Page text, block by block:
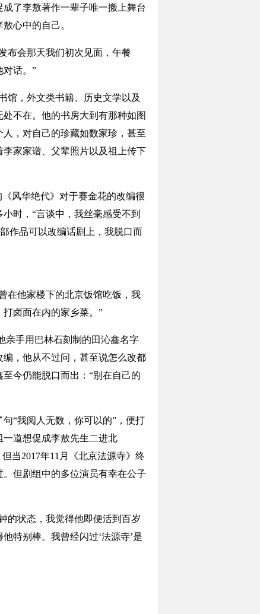
了李敖著作一辈子唯一搬上舞台
心中的自己。
布会那天我们初次见面，午餐
对话。”
，外文类书籍、历史文学以及
不在。他的书房大到有那种如图
，对自己的珍藏如数家珍，甚至
家家谱、父辈照片以及祖上传下
风华绝代》对于赛金花的改编很
时，“言谈中，我丝毫感受不到
作品可以改编话剧上，我脱口而
他家楼下的北京饭馆吃饭，我
卤面在内的家乡菜。”
手用巴林石刻制的田沁鑫名字
，他从不过问，甚至说怎么改都
今仍能脱口而出：“别在自己的
“我阅人无数，你可以的”，便打
道想促成李敖先生二进北
当2017年11月《北京法源寺》终
但剧组中的多位演员有幸在公子
状态，我觉得他即便活到百岁
特别棒。我曾经闪过‘法源寺’是